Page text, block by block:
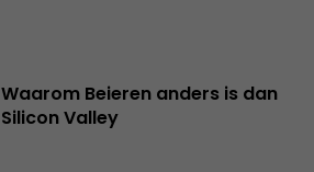
Waarom Beieren anders is dan
Silicon Valley